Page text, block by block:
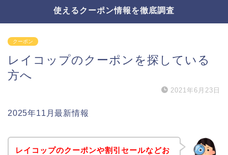
使えるクーポン情報を徹底調査
クーポン
レイコップのクーポンを探している
方へ
2021年6月23日
2025年11月最新情報
レイコップのクーポンや割引セールなどお